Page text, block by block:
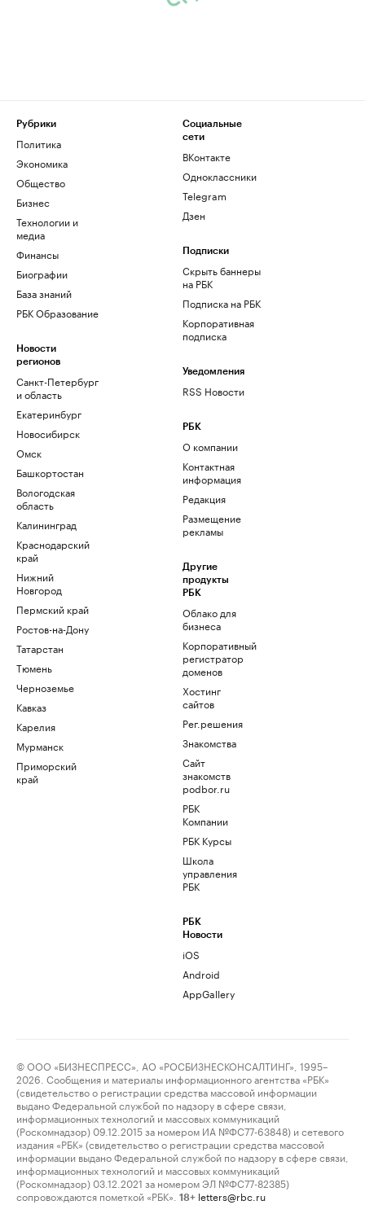
Рубрики
Политика
Экономика
Общество
Бизнес
Технологии и
медиа
Финансы
Биографии
База знаний
РБК Образование
Новости
регионов
Санкт-Петербург
и область
Екатеринбург
Новосибирск
Омск
Башкортостан
Вологодская
область
Калининград
Краснодарский
край
Нижний
Новгород
Пермский край
Ростов-на-Дону
Татарстан
Тюмень
Черноземье
Кавказ
Карелия
Мурманск
Приморский
край
Социальные
сети
ВКонтакте
Одноклассники
Telegram
Дзен
Подписки
Скрыть баннеры
на РБК
Подписка на РБК
Корпоративная
подписка
Уведомления
RSS Новости
РБК
О компании
Контактная
информация
Редакция
Размещение
рекламы
Другие
продукты
РБК
Облако для
бизнеса
Корпоративный
регистратор
доменов
Хостинг
сайтов
Рег.решения
Знакомства
Сайт
знакомств
podbor.ru
РБК
Компании
РБК Курсы
Школа
управления
РБК
РБК
Новости
iOS
Android
AppGallery
© ООО «БИЗНЕСПРЕСС», АО «РОСБИЗНЕСКОНСАЛТИНГ», 1995–
2026. Сообщения и материалы информационного агентства «РБК»
(свидетельство о регистрации средства массовой информации
выдано Федеральной службой по надзору в сфере связи,
информационных технологий и массовых коммуникаций
(Роскомнадзор) 09.12.2015 за номером ИА №ФС77-63848) и сетевого
издания «РБК» (свидетельство о регистрации средства массовой
информации выдано Федеральной службой по надзору в сфере связи,
информационных технологий и массовых коммуникаций
(Роскомнадзор) 03.12.2021 за номером ЭЛ №ФС77-82385)
сопровождаются пометкой «РБК».
18+ letters@rbc.ru